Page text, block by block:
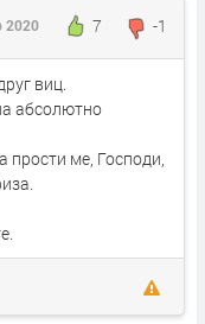
7 -1
2020
виц.
абсолютно
прости ме, Господи,